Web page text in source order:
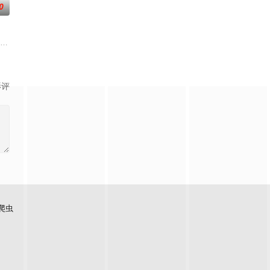
人共赴冒险奇
元及第入翰林院的奇女子。十年前的她被他从死人堆里
）为了营救意外被困秘密实验室的儿子，勇往直前与不明生物“人鱼”斗智斗
评
虫